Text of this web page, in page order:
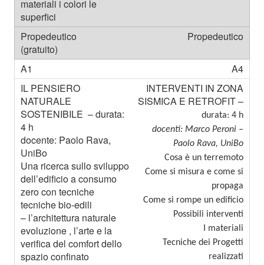
Propedeutico
A4
INTERVENTI IN ZONA
SISMICA E RETROFIT –
durata: 4 h
docenti: Marco Peroni –
Paolo Rava, UniBo
Cosa è un terremoto
Come si misura e come si
propaga
Come si rompe un edificio
Possibili interventi
I materiali
Tecniche dei Progetti
realizzati